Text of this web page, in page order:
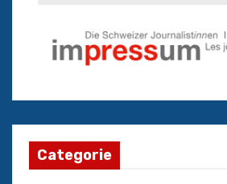
Categorie